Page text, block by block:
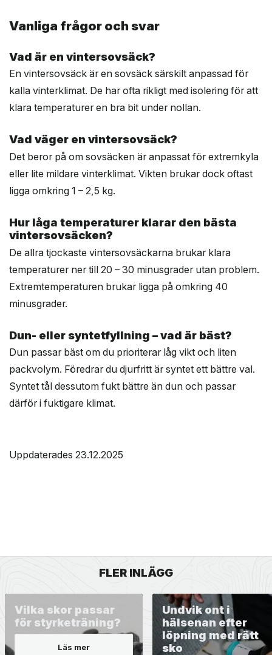
Vanliga frågor och svar
Vad är en vintersovsäck?
En vintersovsäck är en sovsäck särskilt anpassad för
kalla vinterklimat. De har ofta rikligt med isolering för att
klara temperaturer en bra bit under nollan.
Vad väger en vintersovsäck?
Det beror på om sovsäcken är anpassat för extremkyla
eller lite mildare vinterklimat. Vikten brukar dock oftast
ligga omkring 1 – 2,5 kg.
Hur låga temperaturer klarar den bästa
vintersovsäcken?
De allra tjockaste vintersovsäckarna brukar klara
temperaturer ner till 20 – 30 minusgrader utan problem.
Extremtemperaturen brukar ligga på omkring 40
minusgrader.
Dun- eller syntetfyllning – vad är bäst?
Dun passar bäst om du prioriterar låg vikt och liten
packvolym. Föredrar du djurfritt är syntet ett bättre val.
Syntet tål dessutom fukt bättre än dun och passar
därför i fuktigare klimat.
Uppdaterades 23.12.2025
FLER INLÄGG
Vilka skor passar
för styrketräning?
Läs mer
Undvik ont i
hälsenan efter
löpning med rätt
sko